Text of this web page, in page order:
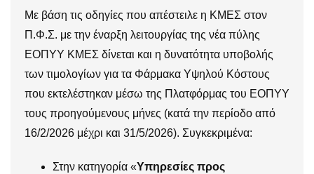
Με βάση τις οδηγίες που απέστειλε η ΚΜΕΣ στον
Π.Φ.Σ. με την έναρξη λειτουργίας της νέα πύλης
ΕΟΠΥΥ ΚΜΕΣ δίνεται και η δυνατότητα υποβολής
των τιμολογίων για τα Φάρμακα Υψηλού Κόστους
που εκτελέστηκαν μέσω της Πλατφόρμας του ΕΟΠΥΥ
τους προηγούμενους μήνες (κατά την περίοδο από
16/2/2026 μέχρι και 31/5/2026). Συγκεκριμένα:
Στην κατηγορία «Υπηρεσίες προς